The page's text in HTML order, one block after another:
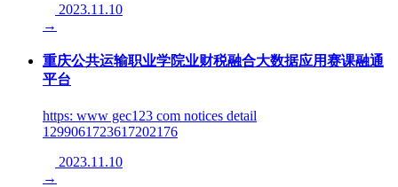
2023.11.10
→
重庆公共运输职业学院业财税融合大数据应用赛课融通
平台
https: www gec123 com notices detail
1299061723617202176
2023.11.10
→